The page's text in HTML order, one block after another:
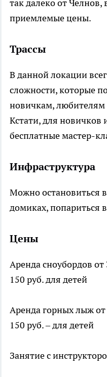
так далеко от
приемлемые цены.
Трассы
В данной локации
сложности, которые
новичкам, любителям
Кстати, для новичков
бесплатные мастер-
Инфраструктура
Можно остановиться
домиках, попариться
Цены
Аренда сноубордов
150 руб. для детей
Аренда горных лыж от
150 руб. – для детей
Занятие с